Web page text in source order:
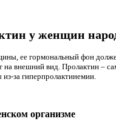
у женщин
ее гормональный фон
внешний вид. Пролактин –
за гиперпролактинемии.
организме